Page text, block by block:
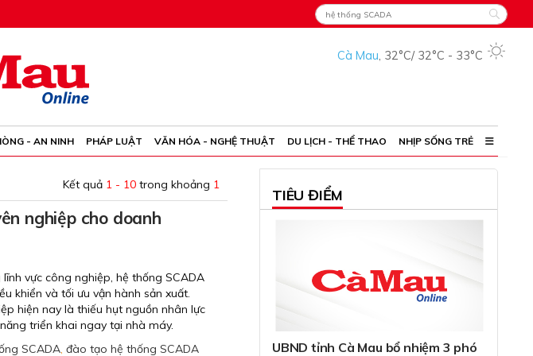
Cà Mau, 32°C/ 32°C - 33°C
- AN NINH PHÁP LUẬT VĂN HÓA - NGHỆ THUẬT DU LỊCH - THỂ THAO NHỊP SỐNG TRẺ
Kết quả 1 - 10 trong khoảng 1
nghiệp cho doanh
vực công nghiệp, hệ thống SCADA
khiển và tối ưu vận hành sản xuất.
hiện nay là thiếu hụt nguồn nhân lực
triển khai ngay tại nhà máy.
SCADA, đào tạo hệ thống SCADA
TIÊU ĐIỂM
UBND tỉnh Cà Mau bổ nhiệm 3 phó